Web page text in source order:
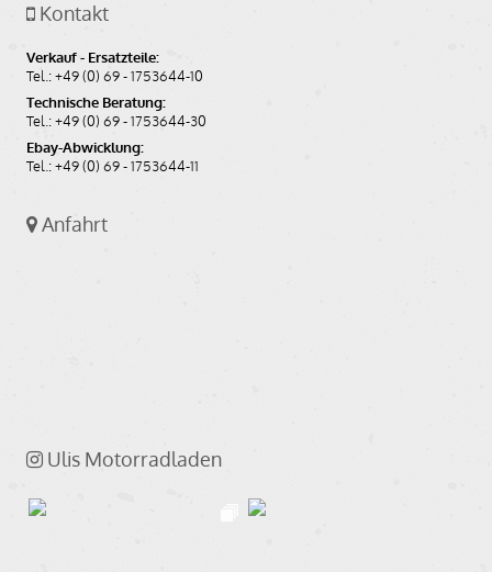
Kontakt
Verkauf - Ersatzteile:
Tel.: +49 (0) 69 - 1753644-10
Technische Beratung:
Tel.: +49 (0) 69 - 1753644-30
Ebay-Abwicklung:
Tel.: +49 (0) 69 - 1753644-11
Anfahrt
Ulis Motorradladen